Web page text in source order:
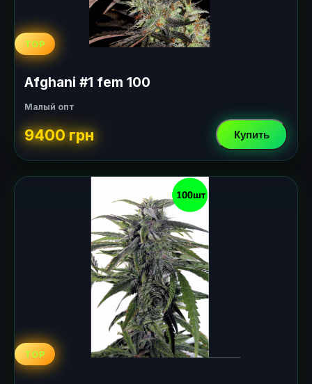
TOP
Afghani #1 fem 100
Малый опт
9400 грн Купить
TOP